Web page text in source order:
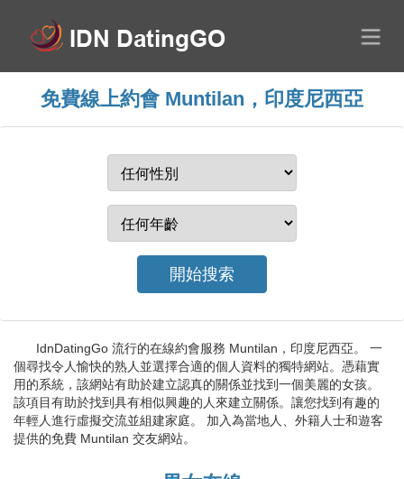
免費線上約會 Muntilan，印度尼西亞
IdnDatingGo 流行的在線約會服務 Muntilan，印度尼西亞。 一
個尋找令人愉快的熟人並選擇合適的個人資料的獨特網站。憑藉實
用的系統，該網站有助於建立認真的關係並找到一個美麗的女孩。
該項目有助於找到具有相似興趣的人來建立關係。讓您找到有趣的
年輕人進行虛擬交流並組建家庭。 加入為當地人、外籍人士和遊客
提供的免費 Muntilan 交友網站。